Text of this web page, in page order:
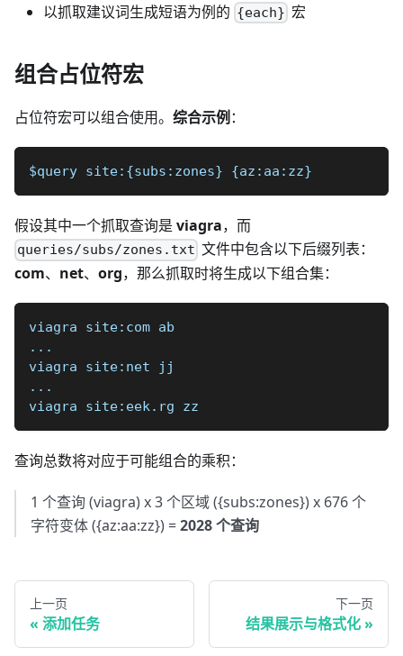
以抓取建议词生成短语为例的 {each} 宏
组合占位符宏
占位符宏可以组合使用。 综合示例 ：
$query site:{subs:zones} {az:aa:zz}
假设其中一个抓取查询是 viagra，而
queries/subs/zones.txt 文件中包含以下后缀列表：
com、 net、 org，那么抓取时将生成以下组合集：
viagra site:com ab
...
viagra site:net jj
...
viagra site:eek.rg zz
查询总数将对应于可能组合的乘积：
1 个查询 (viagra) x 3 个区域 ({subs:zones}) x 676 个
字符变体 ({az:aa:zz}) =2028 个查询
上一页
添加任务
下一页
结果展示与格式化